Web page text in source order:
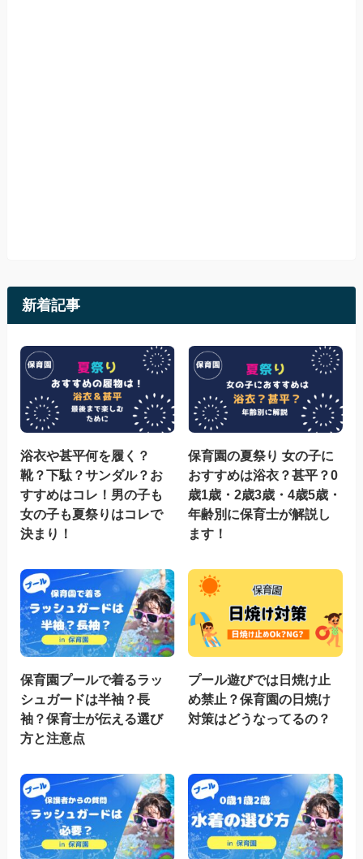
新着記事
浴衣や甚平何を履く？
靴？下駄？サンダル？お
すすめはコレ！男の子も
女の子も夏祭りはコレで
決まり！
保育園の夏祭り 女の子に
おすすめは浴衣？甚平？0
歳1歳・2歳3歳・4歳5歳・
年齢別に保育士が解説し
ます！
保育園プールで着るラッ
シュガードは半袖？長
袖？保育士が伝える選び
方と注意点
プール遊びでは日焼け止
め禁止？保育園の日焼け
対策はどうなってるの？